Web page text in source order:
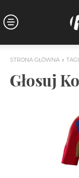
STRONA GŁÓWNA TAGI
Głosuj